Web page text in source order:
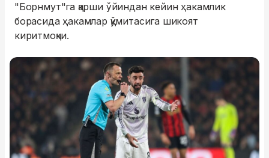
"Борнмут"га қарши ўйиндан кейин ҳакамлик
борасида ҳакамлар қўмитасига шикоят
киритмоқчи.